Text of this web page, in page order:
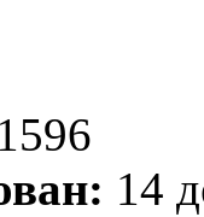
1596
14